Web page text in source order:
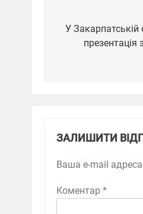
записів
У Закарпатській
презентація
ЗАЛИШИТИ
Ваша e-mail
Коментар *